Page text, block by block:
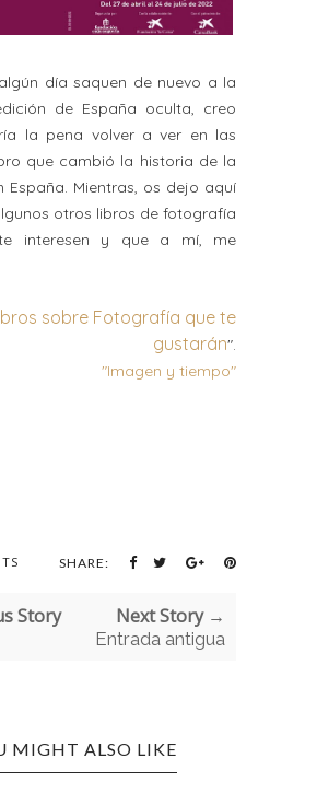
día saquen de nuevo a la
de España oculta, creo
la pena volver a ver en las
que cambió la historia de la
Mientras, os dejo aquí
otros libros de fotografía
interesen y que a mí, me
sobre Fotografía que te
gustarán".
"Imagen y tiempo"
SHARE:
Story Next Story →
Entrada antigua
MIGHT ALSO LIKE